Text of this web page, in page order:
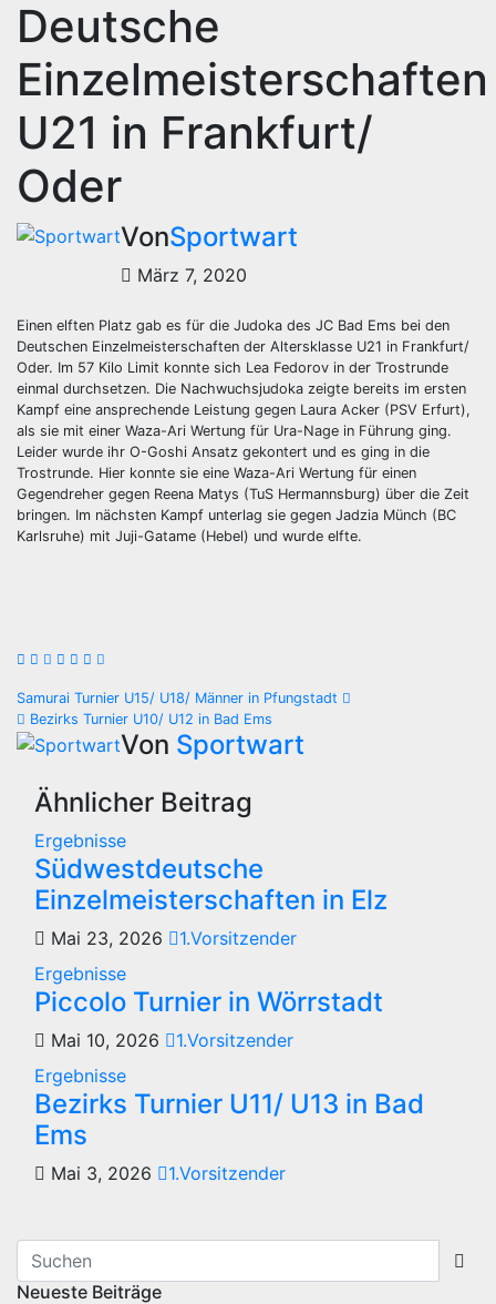
Deutsche
Einzelmeisterschaften
U21 in Frankfurt/
Oder
VonSportwart
März 7, 2020
Einen elften Platz gab es für die Judoka des JC Bad Ems bei den
Deutschen Einzelmeisterschaften der Altersklasse U21 in Frankfurt/
Oder. Im 57 Kilo Limit konnte sich Lea Fedorov in der Trostrunde
einmal durchsetzen. Die Nachwuchsjudoka zeigte bereits im ersten
Kampf eine ansprechende Leistung gegen Laura Acker (PSV Erfurt),
als sie mit einer Waza-Ari Wertung für Ura-Nage in Führung ging.
Leider wurde ihr O-Goshi Ansatz gekontert und es ging in die
Trostrunde. Hier konnte sie eine Waza-Ari Wertung für einen
Gegendreher gegen Reena Matys (TuS Hermannsburg) über die Zeit
bringen. Im nächsten Kampf unterlag sie gegen Jadzia Münch (BC
Karlsruhe) mit Juji-Gatame (Hebel) und wurde elfte.
Beitragsnavigation
Samurai Turnier U15/ U18/ Männer in Pfungstadt
Bezirks Turnier U10/ U12 in Bad Ems
Von Sportwart
Ähnlicher Beitrag
Ergebnisse
Südwestdeutsche
Einzelmeisterschaften in Elz
Mai 23, 2026
1.Vorsitzender
Ergebnisse
Piccolo Turnier in Wörrstadt
Mai 10, 2026
1.Vorsitzender
Ergebnisse
Bezirks Turnier U11/ U13 in Bad
Ems
Mai 3, 2026 1.Vorsitzender
Neueste Beiträge